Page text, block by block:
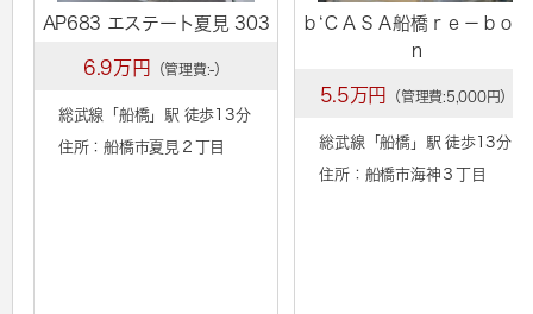
AP683 エステート夏見 303
6.9万円 （管理費:-）
総武線「 船橋」駅 徒歩13分
住所：船橋市夏見２丁目
ｂ‘ＣＡＳＡ船橋ｒｅ－ｂｏｒ
ｎ
5.5万円 （管理費:5,000円）
総武線「船橋」駅 徒歩13分
住所：船橋市海神３丁目